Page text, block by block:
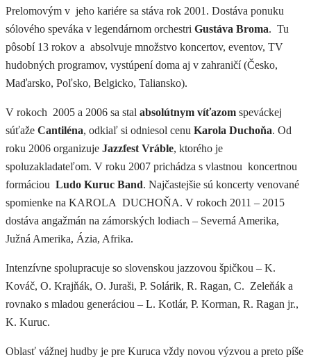
Prelomovým v jeho kariére sa stáva rok 2001. Dostáva ponuku
sólového speváka v legendárnom orchestri Gustáva Broma. Tu
pôsobí 13 rokov a absolvuje množstvo koncertov, eventov, TV
hudobných programov, vystúpení doma aj v zahraničí (Česko,
Maďarsko, Poľsko, Belgicko, Taliansko).
V rokoch 2005 a 2006 sa stal absolútnym víťazom speváckej
súťaže Cantiléna, odkiaľ si odniesol cenu Karola Duchoňa. Od
roku 2006 organizuje Jazzfest Vráble, ktorého je
spoluzakladateľom. V roku 2007 prichádza s vlastnou koncertnou
formáciou Ludo Kuruc Band. Najčastejšie sú koncerty venované
spomienke na KAROLA DUCHOŇA. V rokoch 2011 – 2015
dostáva angažmán na zámorských lodiach – Severná Amerika,
Južná Amerika, Ázia, Afrika.
Intenzívne spolupracuje so slovenskou jazzovou špičkou – K.
Kováč, O. Krajňák, O. Juraši, P. Solárik, R. Ragan, C. Zeleňák a
rovnako s mladou generáciou – L. Kotlár, P. Korman, R. Ragan jr.,
K. Kuruc.
Oblasť vážnej hudby je pre Kuruca vždy novou výzvou a preto píše